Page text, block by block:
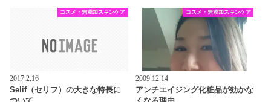
コスメ・無添加スキンケア
2017.2.16
Selif（セリフ）の大きな特長に
コスメ・無添加スキンケア
2009.12.14
アンチエイジング化粧品が効かな